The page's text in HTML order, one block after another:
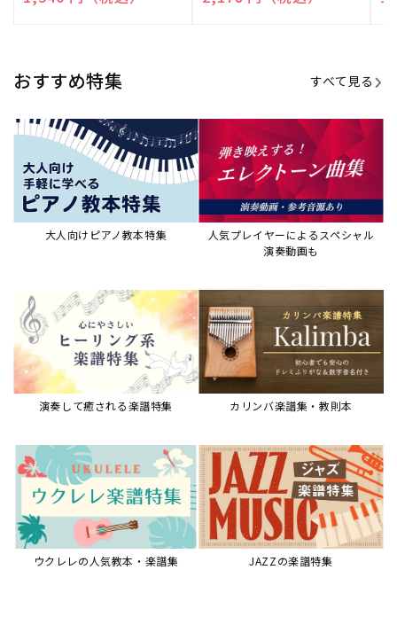
おすすめ特集 すべて見る
大人向けピアノ教本特集
人気プレイヤーによるスペシャル
演奏動画も
演奏して癒される楽譜特集 カリンバ楽譜集・教則本
ウクレレの人気教本・楽譜集 JAZZの楽譜特集